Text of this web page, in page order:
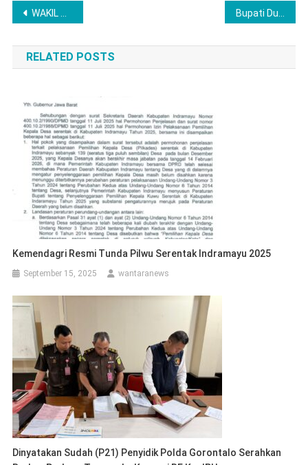
Navigasi
pos
WAKIL BUPATI LAMPUNG UTARA IKUTI RAPAT PARIPURNA DPRD PEMBAHASAN KUA DAN PPAS APBD TAHUN 2026
RELATED POSTS
Kemendagri Resmi Tunda Pilwu Serentak Indramayu 2025
September 15, 2025 wantaranews
Dinyatakan Sudah (P21) Penyidik Polda Gorontalo Serahkan